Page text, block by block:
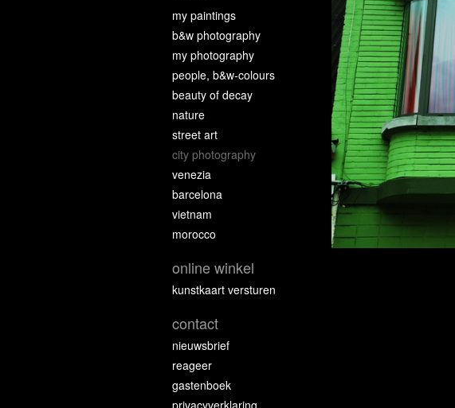
my paintings
b&w photography
my photography
people, b&w-colours
beauty of decay
nature
street art
city photography
venezia
barcelona
vietnam
morocco
online winkel
kunstkaart versturen
contact
nieuwsbrief
reageer
gastenboek
privacyverklaring